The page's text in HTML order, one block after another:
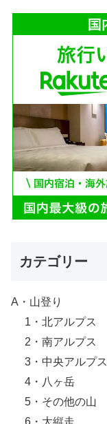
カテゴリー
A・山登り
1・北アルプス
2・南アルプス
3・中央アルプス
4・八ヶ岳
5・その他の山
6・大縦走